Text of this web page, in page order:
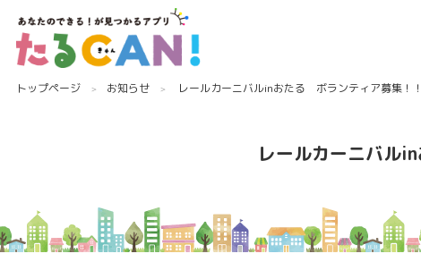
トップページ お知らせ レールカーニバルinおたる ボランティア募集！！
レールカーニバル